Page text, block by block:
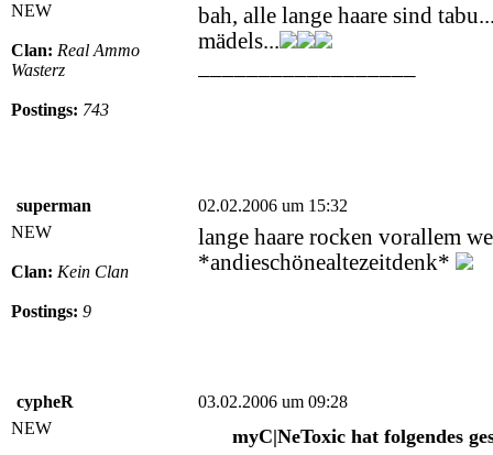
NEW
Clan: Real Ammo
Wasterz
Postings: 743
bah, alle lange haare sind
mädels...
superman
02.02.2006 um 15:32
NEW
Clan: Kein Clan
Postings: 9
lange haare rocken vorallem
*andieschönealtezeitdenk*
cypheR
03.02.2006 um 09:28
NEW
myC|NeToxic hat folgendes